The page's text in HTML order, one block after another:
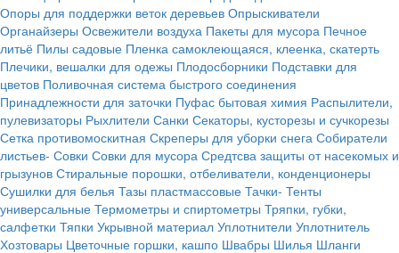
Опоры для поддержки веток деревьев Опрыскиватели
Органайзеры Освежители воздуха Пакеты для мусора Печное
литьё Пилы садовые Пленка самоклеющаяся, клеенка, скатерть
Плечики, вешалки для одежы Плодосборники Подставки для
цветов Поливочная система быстрого соединения
Принадлежности для заточки Пуфас бытовая химия Распылители,
пулевизаторы Рыхлители Санки Секаторы, кусторезы и сучкорезы
Сетка противомоскитная Скреперы для уборки снега Собиратели
листьев- Совки Совки для мусора Средтсва защиты от насекомых и
грызунов Стиральные порошки, отбеливатели, конденционеры
Сушилки для белья Тазы пластмассовые Тачки- Тенты
универсальные Термометры и спиртометры Тряпки, губки,
салфетки Тяпки Укрывной материал Уплотнители Уплотнитель
Хозтовары Цветочные горшки, кашпо Швабры Шилья Шланги